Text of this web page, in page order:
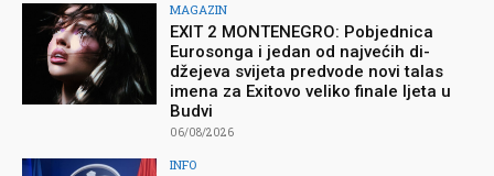
MAGAZIN
EXIT 2 MONTENEGRO: Pobjednica
Eurosonga i jedan od najvećih di-
džejeva svijeta predvode novi talas
imena za Exitovo veliko finale ljeta u
Budvi
06/08/2026
INFO